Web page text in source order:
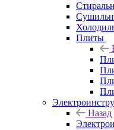
Плиты
Назад